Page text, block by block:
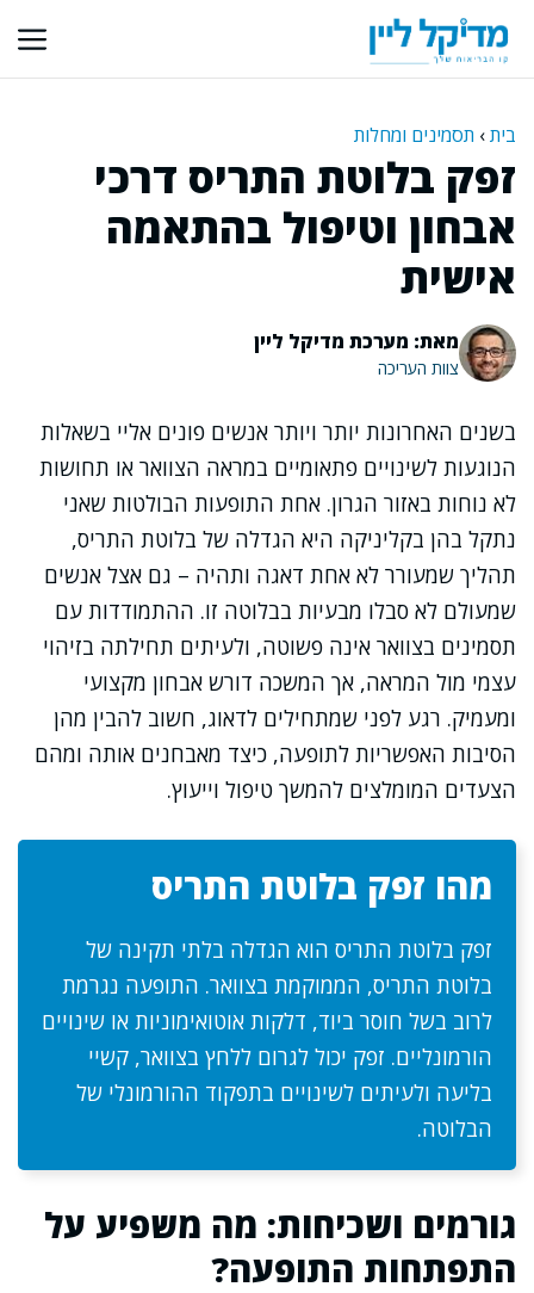
לתוכן
בית› תסמינים ומחלות
זפק בלוטת התריס דרכי
אבחון וטיפול בהתאמה
אישית
מאת: מערכת מדיקל ליין
צוות העריכה
בשנים האחרונות יותר ויותר אנשים פונים אליי בשאלות
הנוגעות לשינויים פתאומיים במראה הצוואר או תחושות
לא נוחות באזור הגרון. אחת התופעות הבולטות שאני
נתקל בהן בקליניקה היא הגדלה של בלוטת התריס,
תהליך שמעורר לא אחת דאגה ותהיה – גם אצל אנשים
שמעולם לא סבלו מבעיות בבלוטה זו. ההתמודדות עם
תסמינים בצוואר אינה פשוטה, ולעיתים תחילתה בזיהוי
עצמי מול המראה, אך המשכה דורש אבחון מקצועי
ומעמיק. רגע לפני שמתחילים לדאוג, חשוב להבין מהן
הסיבות האפשריות לתופעה, כיצד מאבחנים אותה ומהם
הצעדים המומלצים להמשך טיפול וייעוץ.
מהו זפק בלוטת התריס
זפק בלוטת התריס הוא הגדלה בלתי תקינה של
בלוטת התריס, הממוקמת בצוואר. התופעה נגרמת
לרוב בשל חוסר ביוד, דלקות אוטואימוניות או שינויים
הורמונליים. זפק יכול לגרום ללחץ בצוואר, קשיי
בליעה ולעיתים לשינויים בתפקוד ההורמונלי של
הבלוטה.
גורמים ושכיחות: מה משפיע על
התפתחות התופעה?